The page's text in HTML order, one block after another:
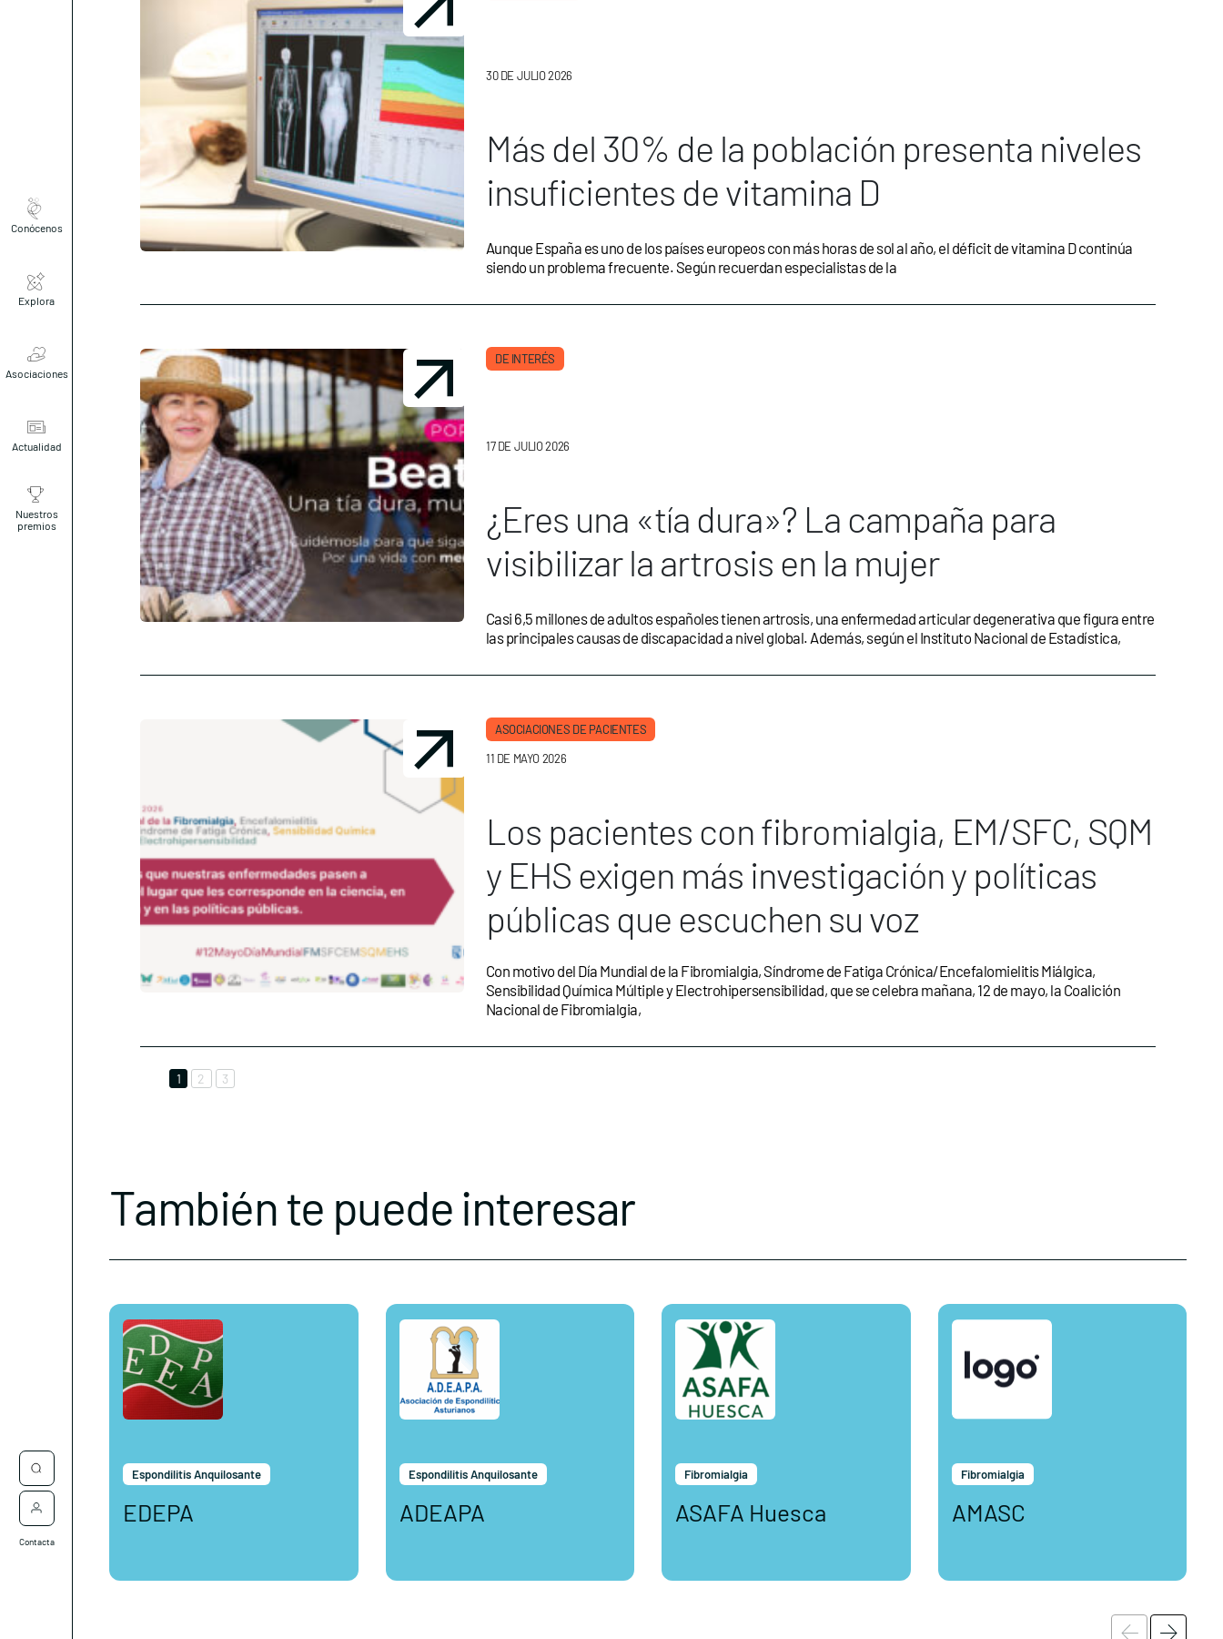
Conócenos
Explora
Asociaciones
Actualidad
Nuestros
premios
Contacta
30 DE JULIO 2026
Más del 30% de la población presenta niveles
insuficientes de vitamina D
Aunque España es uno de los países europeos con más horas de sol al año, el déficit de vitamina D continúa
siendo un problema frecuente. Según recuerdan especialistas de la
DE INTERÉS
17 DE JULIO 2026
¿Eres una «tía dura»? La campaña para
visibilizar la artrosis en la mujer
Casi 6,5 millones de adultos españoles tienen artrosis, una enfermedad articular degenerativa que figura entre
las principales causas de discapacidad a nivel global. Además, según el Instituto Nacional de Estadística,
ASOCIACIONES DE PACIENTES
11 DE MAYO 2026
Los pacientes con fibromialgia, EM/SFC, SQM
y EHS exigen más investigación y políticas
públicas que escuchen su voz
Con motivo del Día Mundial de la Fibromialgia, Síndrome de Fatiga Crónica/Encefalomielitis Miálgica,
Sensibilidad Química Múltiple y Electrohipersensibilidad, que se celebra mañana, 12 de mayo, la Coalición
Nacional de Fibromialgia,
1 2 3
También te puede interesar
Espondilitis Anquilosante
EDEPA
Espondilitis Anquilosante
ADEAPA
Fibromialgia
ASAFA Huesca
Fibromialgia
AMASC